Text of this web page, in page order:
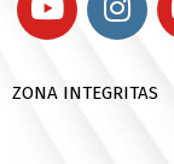
ZONA INTEGRITAS